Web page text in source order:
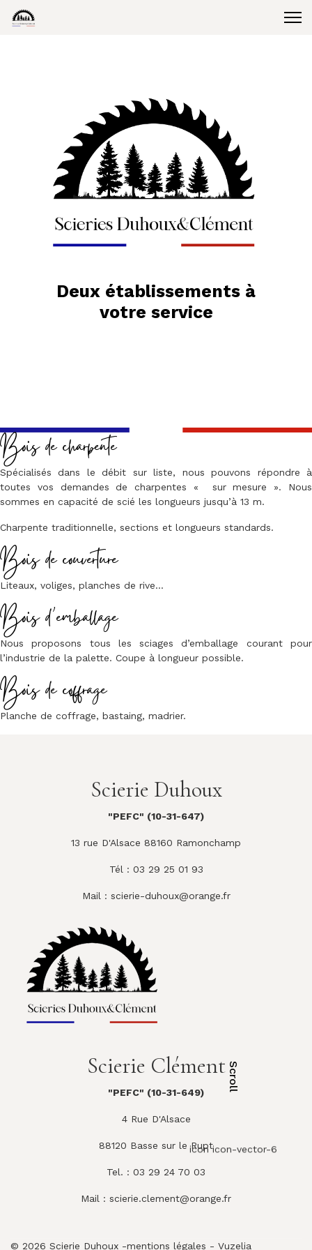
Deux établissements à
votre service
Scroll
icon icon-vector-6
Bois de charpente
Spécialisés dans le débit sur liste, nous pouvons répondre à
toutes vos demandes de charpentes « sur mesure ». Nous
sommes en capacité de scié les longueurs jusqu’à 13 m.
Charpente traditionnelle, sections et longueurs standards.
Bois de couverture
Liteaux, voliges, planches de rive…
Bois d’emballage
Nous proposons tous les sciages d’emballage courant pour
l’industrie de la palette. Coupe à longueur possible.
Bois de coffrage
Planche de coffrage, bastaing, madrier.
Scierie Duhoux
"PEFC" (10-31-647)
13 rue D'Alsace 88160 Ramonchamp
Tél : 03 29 25 01 93
Mail : scierie-duhoux@orange.fr
Scierie Clément
"PEFC" (10-31-649)
4 Rue D'Alsace
88120 Basse sur le Rupt
Tel. : 03 29 24 70 03
Mail : scierie.clement@orange.fr
© 2026 Scierie Duhoux -mentions légales - Vuzelia